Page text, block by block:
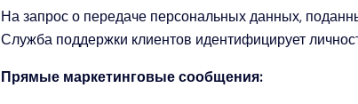
На запрос о передаче персональных данных,
Служба поддержки клиентов идентифицирует
Прямые маркетинговые сообщения: